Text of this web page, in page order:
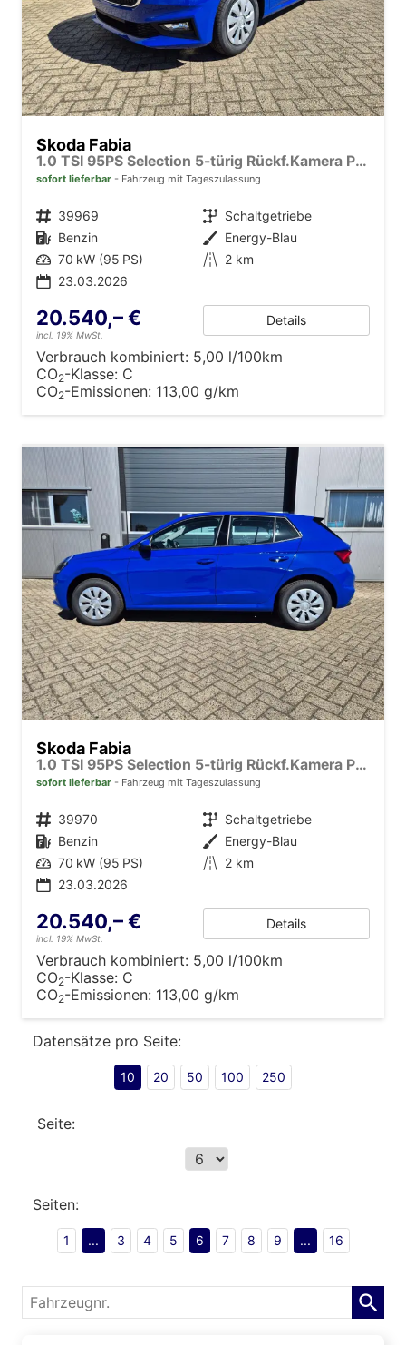
Skoda Fabia
1.0 TSI 95PS Selection 5-türig Rückf.Kamera Parksensoren Sitzheizung Multifunktionslenkrad Klima Skoda-Radio Bluetooth Touchscreen Tempomat Nebelsch. Apple CarPlay + Android Auto
sofort lieferbar Fahrzeug mit Tageszulassung
Fahrzeugnr. 39969 Getriebe Schaltgetriebe
Kraftstoff Benzin Außenfarbe Energy-Blau
Leistung 70 kW (95 PS) Kilometerstand 2 km
23.03.2026
20.540,– €
incl. 19% MwSt.
Details
Verbrauch kombiniert: 5,00 l/100km
CO2-Klasse: C
CO2-Emissionen: 113,00 g/km
Skoda Fabia
1.0 TSI 95PS Selection 5-türig Rückf.Kamera Parksensoren Sitzheizung Multifunktionslenkrad Klima Skoda-Radio Bluetooth Touchscreen Tempomat Nebelsch. Apple CarPlay + Android Auto
sofort lieferbar Fahrzeug mit Tageszulassung
Fahrzeugnr. 39970 Getriebe Schaltgetriebe
Kraftstoff Benzin Außenfarbe Energy-Blau
Leistung 70 kW (95 PS) Kilometerstand 2 km
23.03.2026
20.540,– €
incl. 19% MwSt.
Details
Verbrauch kombiniert: 5,00 l/100km
CO2-Klasse: C
CO2-Emissionen: 113,00 g/km
Datensätze pro Seite:
10 20 50 100 250
Seite:
Seiten:
1 ... 3 4 5 6 7 8 9 ... 16
Fahrzeugnr.